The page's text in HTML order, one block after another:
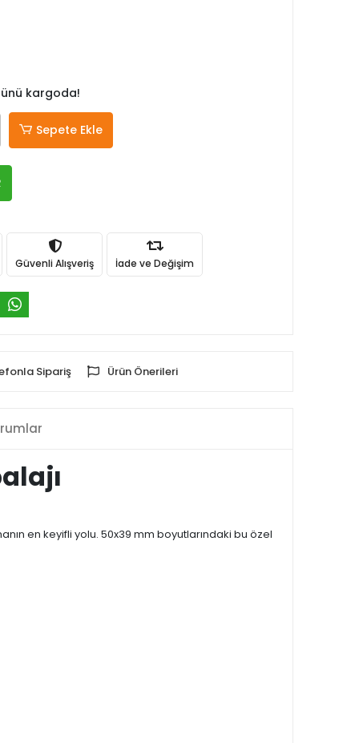
kargoda!
Sepete Ekle
Güvenli Alışveriş İade ve Değişim
Sipariş Ürün Önerileri
en keyifli yolu. 50x39 mm boyutlarındaki bu özel